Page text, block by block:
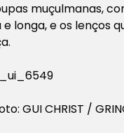
muçulmanas,
longa, e os lenços
GUI CHRIST /